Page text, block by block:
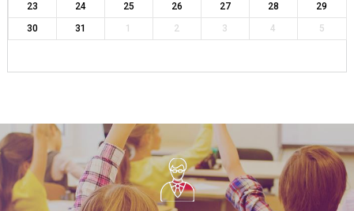
23
24 25 26 27 28
29
30
31 1 2 3 4 5